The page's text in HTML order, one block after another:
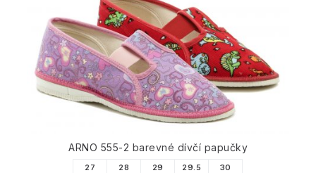
ARNO 555-2 barevné dívčí papučky
27 28 29 29.5 30